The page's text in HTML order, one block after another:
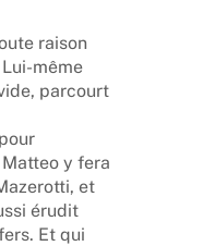
raison
même
parcourt
y fera
et
érudit
Et qui